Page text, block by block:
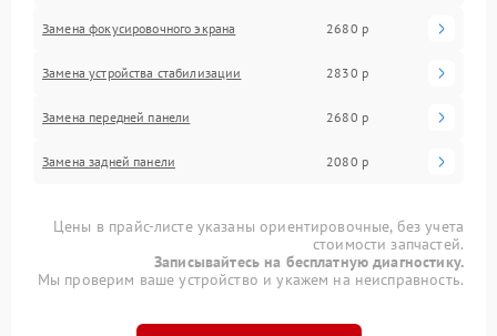
Замена фокусировочного экрана 2680 р
Замена устройства стабилизации 2830 р
Замена передней панели 2680 р
Замена задней панели 2080 р
Цены в прайс-листе указаны ориентировочные, без учета
стоимости запчастей.
Записывайтесь на бесплатную диагностику.
Мы проверим ваше устройство и укажем на неисправность.